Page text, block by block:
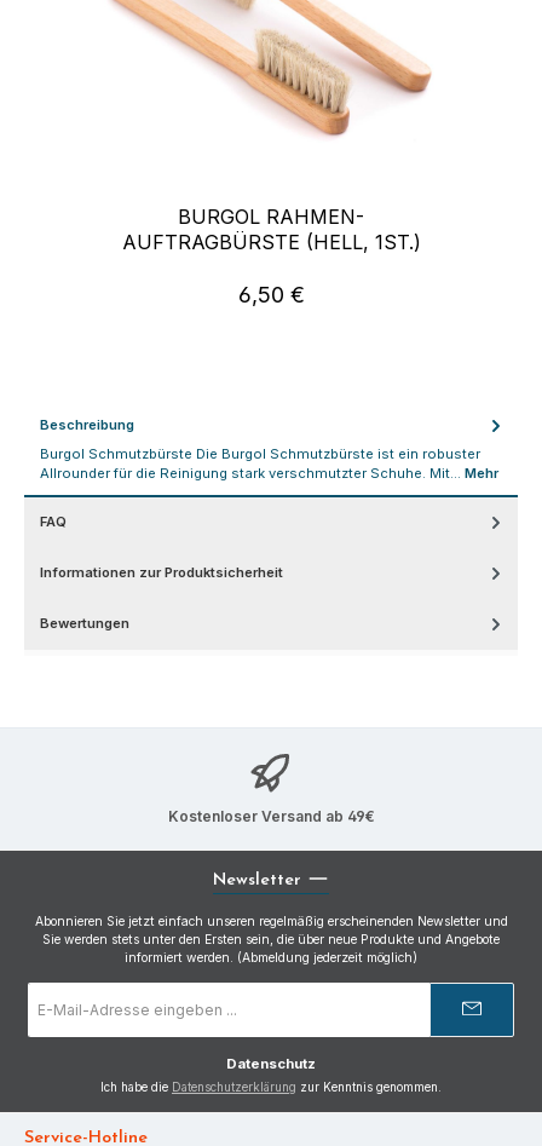
BURGOL RAHMEN-
AUFTRAGBÜRSTE (HELL, 1ST.)
Regulärer Preis:
6,50 €
Beschreibung
Burgol Schmutzbürste Die Burgol Schmutzbürste ist ein robuster
Allrounder für die Reinigung stark verschmutzter Schuhe. Mit… Mehr
FAQ
Informationen zur Produktsicherheit
Bewertungen
Kostenloser Versand ab 49€
Newsletter
Abonnieren Sie jetzt einfach unseren regelmäßig erscheinenden Newsletter und
Sie werden stets unter den Ersten sein, die über neue Produkte und Angebote
informiert werden. (Abmeldung jederzeit möglich)
Mail-
Adresse
Datenschutz
Ich habe die Datenschutzerklärung zur Kenntnis genommen.
Service-Hotline